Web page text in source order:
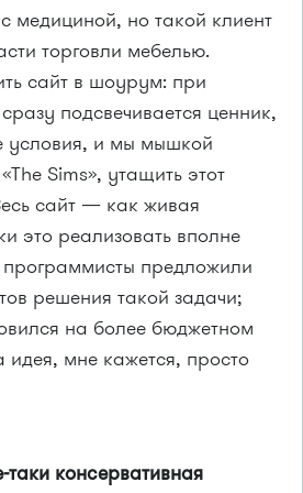
медициной, но такой клиент
торговли мебелью.
сайт в шоурум: при
подсвечивается ценник,
условия, и мы мышкой
Sims», утащить этот
сайт — как живая
это реализовать вполне
предложили
решения такой задачи;
на более бюджетном
мне кажется, просто
консервативная